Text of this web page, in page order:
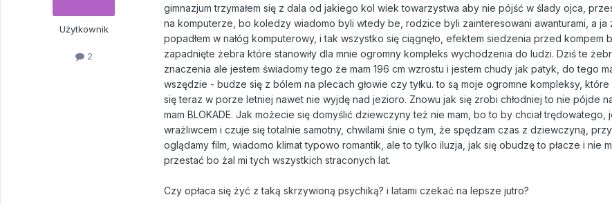
Użytkownik
2
gimnazjum trzymałem się z dala od jakiego kol wiek towarzystwa aby nie pójść w ślady ojca,
na komputerze, bo koledzy wiadomo byli wtedy be, rodzice byli zainteresowani awanturami, a ja
popadłem w nałóg komputerowy, i tak wszystko się ciągnęło, efektem siedzenia przed kompem
zapadnięte żebra które stanowiły dla mnie ogromny kompleks wychodzenia do ludzi. Dziś te
znaczenia ale jestem świadomy tego że mam 196 cm wzrostu i jestem chudy jak patyk, do tego
wszędzie - budze się z bólem na plecach głowie czy tyłku. to są moje ogromne kompleksy,
się teraz w porze letniej nawet nie wyjdę nad jezioro. Znowu jak się zrobi chłodniej to nie pójde
mam BLOKADE. Jak możecie się domyślić dziewczyny też nie mam, bo to by chciał trędowatego,
wrażliwcem i czuje się totalnie samotny, chwilami śnie o tym, że spędzam czas z dziewczyną,
oglądamy film, wiadomo klimat typowo romantik, ale to tylko iluzja, jak się obudzę to płacze i nie
przestać bo żal mi tych wszystkich straconych lat.
Czy opłaca się żyć z taką skrzywioną psychiką? i latami czekać na lepsze jutro?